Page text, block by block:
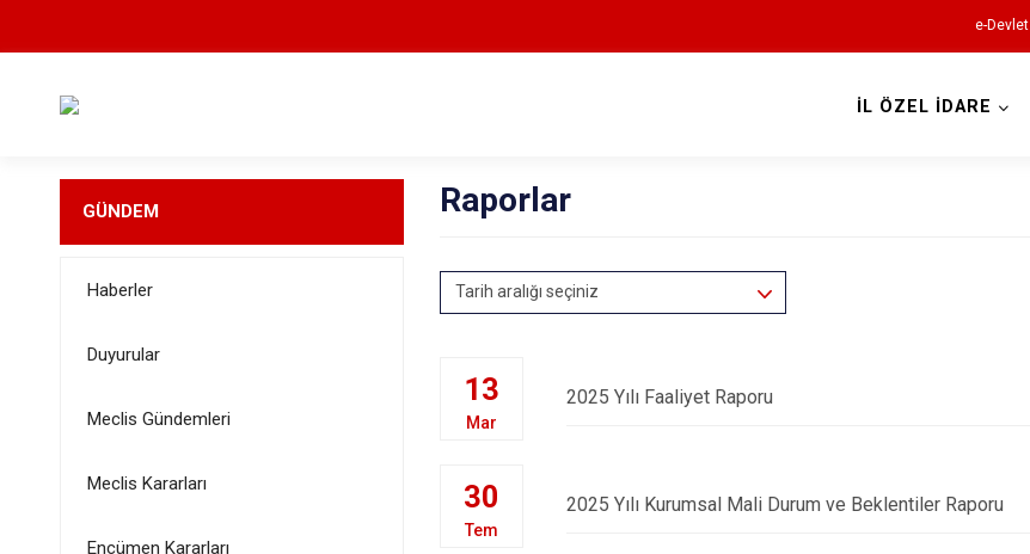
e-Devlet
İL ÖZEL İDARE
GÜNDEM
Haberler
Duyurular
Meclis Gündemleri
Meclis Kararları
Encümen Kararları
Raporlar
Tarih aralığı seçiniz
13
Mar
2025 Yılı Faaliyet Raporu
30
Tem
2025 Yılı Kurumsal Mali Durum ve Beklentiler Raporu